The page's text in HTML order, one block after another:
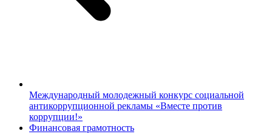
Международный молодежный конкурс социальной
антикоррупционной рекламы «Вместе против
коррупции!»
Финансовая грамотность